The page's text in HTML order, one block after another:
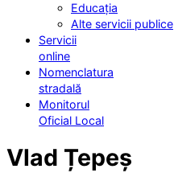
Educația
Alte servicii publice
Servicii
online
Nomenclatura
stradală
Monitorul
Oficial Local
Vlad Țepeș